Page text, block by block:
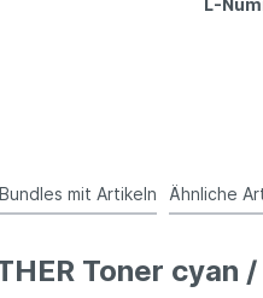
L-
Bundles mit Artikeln Ähnliche
Toner cyan